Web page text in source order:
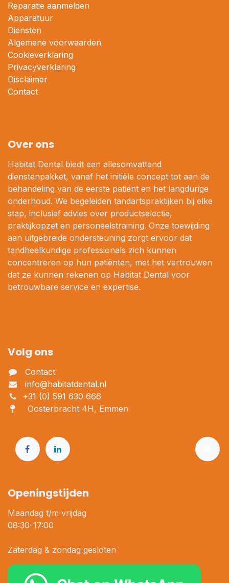
Reparatie aanmelden
Apparatuur
Diensten
Algemene voorwaarden
Cookieverklaring
Privacyverklaring
Disclaimer
Contact
Over ons
Habitat Dental biedt een allesomvattend
dienstenpakket, vanaf het initiële concept tot aan de
behandeling van de eerste patiënt en het langdurige
onderhoud. We begeleiden tandartspraktijken bij elke
stap, inclusief advies over productselectie,
praktijkopzet en personeelstraining. Onze toewijding
aan uitgebreide ondersteuning zorgt ervoor dat
tandheelkundige professionals zich kunnen
concentreren op hun patiënten, met het vertrouwen
dat ze kunnen rekenen op Habitat Dental voor
betrouwbare service en expertise.
Volg ons
Contact
info@habitatdental.nl
+31 (0) 591 630 666
Oosterbracht 4H, Emmen
Openingstijden
Maandag t/m vrijdag
08:30-17:00
Zaterdag & zondag gesloten